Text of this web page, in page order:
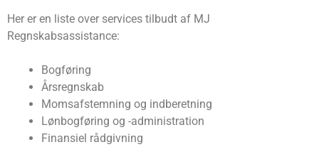
Her er en liste over services tilbudt af MJ
Regnskabsassistance:
Bogføring
Årsregnskab
Momsafstemning og indberetning
Lønbogføring og -administration
Finansiel rådgivning